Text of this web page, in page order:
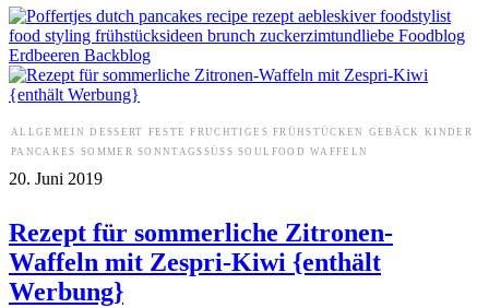
ALLGEMEIN DESSERT FESTE FRUCHTIGES FRÜHSTÜCKEN GEBÄCK
KINDER
PANCAKES SOMMER SONNTAGSSÜSS SOULFOOD WAFFELN
20. Juni 2019
Rezept für sommerliche Zitronen-
Waffeln mit Zespri-Kiwi {enthält
Werbung}